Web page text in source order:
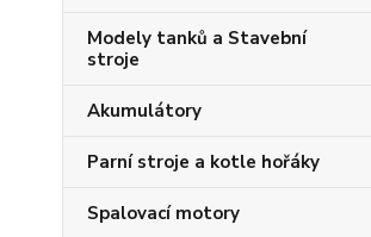
Modely tanků a Stavební
stroje
Akumulátory
Parní stroje a kotle hořáky
Spalovací motory